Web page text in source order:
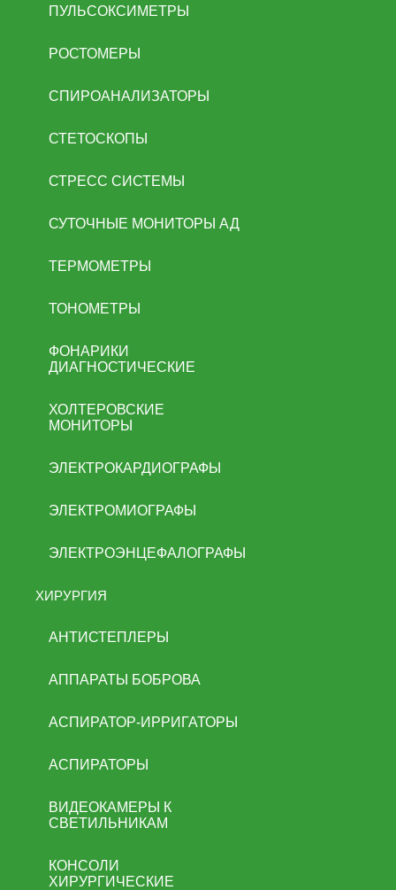
ПУЛЬСОКСИМЕТРЫ
РОСТОМЕРЫ
СПИРОАНАЛИЗАТОРЫ
СТЕТОСКОПЫ
СТРЕСС СИСТЕМЫ
СУТОЧНЫЕ МОНИТОРЫ АД
ТЕРМОМЕТРЫ
ТОНОМЕТРЫ
ФОНАРИКИ
ДИАГНОСТИЧЕСКИЕ
ХОЛТЕРОВСКИЕ
МОНИТОРЫ
ЭЛЕКТРОКАРДИОГРАФЫ
ЭЛЕКТРОМИОГРАФЫ
ЭЛЕКТРОЭНЦЕФАЛОГРАФЫ
ХИРУРГИЯ
АНТИСТЕПЛЕРЫ
АППАРАТЫ БОБРОВА
АСПИРАТОР-ИРРИГАТОРЫ
АСПИРАТОРЫ
ВИДЕОКАМЕРЫ К
СВЕТИЛЬНИКАМ
КОНСОЛИ
ХИРУРГИЧЕСКИЕ